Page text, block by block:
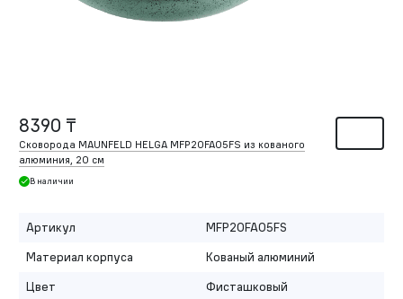
8390 ₸
Сковорода MAUNFELD HELGA MFP20FA05FS из кованого
алюминия, 20 см
В наличии
Артикул
MFP20FA05FS
Материал корпуса
Кованый алюминий
Цвет
Фисташковый